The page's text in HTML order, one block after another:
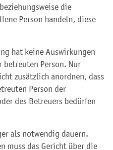
die
Person handeln, diese
hat keine Auswirkungen
betreuten Person. Nur
zusätzlich anordnen, dass
Person der
des Betreuers bedürfen
als notwendig dauern.
muss das Gericht über die